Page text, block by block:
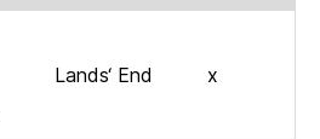
Lands‘ End x